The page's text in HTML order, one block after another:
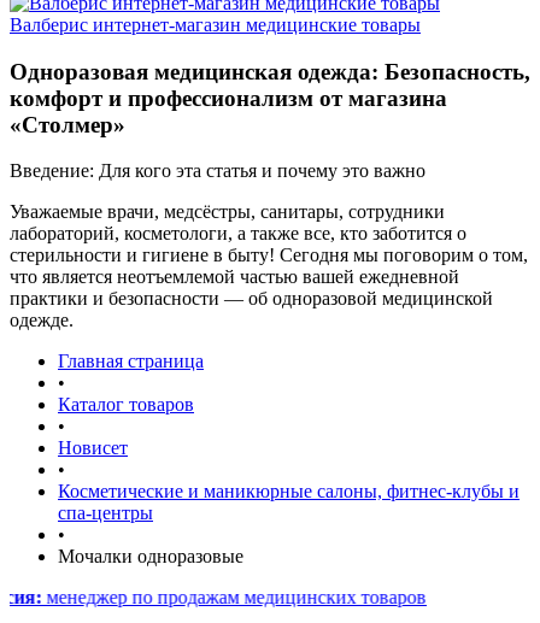
Валберис интернет-магазин медицинские товары
Одноразовая медицинская одежда: Безопасность,
комфорт и профессионализм от магазина
«Столмер»
Введение: Для кого эта статья и почему это важно
Уважаемые врачи, медсёстры, санитары, сотрудники
лабораторий, косметологи, а также все, кто заботится о
стерильности и гигиене в быту! Сегодня мы поговорим о том,
что является неотъемлемой частью вашей ежедневной
практики и безопасности — об одноразовой медицинской
одежде.
Главная страница
•
Каталог товаров
•
Новисет
•
Косметические и маникюрные салоны, фитнес-клубы и
спа-центры
•
Мочалки одноразовые
по продажам медицинских товаров